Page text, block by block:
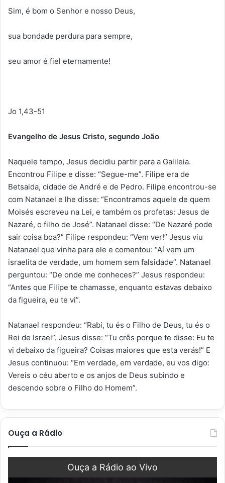
Sim, é bom o Senhor e nosso Deus,
sua bondade perdura para sempre,
seu amor é fiel eternamente!
Jo 1,43-51
Evangelho de Jesus Cristo, segundo João
Naquele tempo, Jesus decidiu partir para a Galileia.
Encontrou Filipe e disse: “Segue-me”. Filipe era de
Betsaida, cidade de André e de Pedro. Filipe encontrou-se
com Natanael e lhe disse: “Encontramos aquele de quem
Moisés escreveu na Lei, e também os profetas: Jesus de
Nazaré, o filho de José”. Natanael disse: “De Nazaré pode
sair coisa boa?” Filipe respondeu: “Vem ver!” Jesus viu
Natanael que vinha para ele e comentou: “Aí vem um
israelita de verdade, um homem sem falsidade”. Natanael
perguntou: “De onde me conheces?” Jesus respondeu:
“Antes que Filipe te chamasse, enquanto estavas debaixo
da figueira, eu te vi”.
Natanael respondeu: “Rabi, tu és o Filho de Deus, tu és o
Rei de Israel”. Jesus disse: “Tu crês porque te disse: Eu te
vi debaixo da figueira? Coisas maiores que esta verás!” E
Jesus continuou: “Em verdade, em verdade, eu vos digo:
Vereis o céu aberto e os anjos de Deus subindo e
descendo sobre o Filho do Homem”.
Ouça a Rádio
Ouça a Rádio ao Vivo